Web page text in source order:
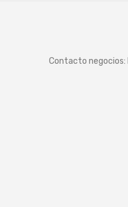
Contacto negocios: